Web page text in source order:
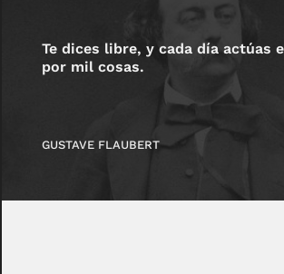
Te dices libre, y cada día actúas
por mil cosas.
GUSTAVE FLAUBERT